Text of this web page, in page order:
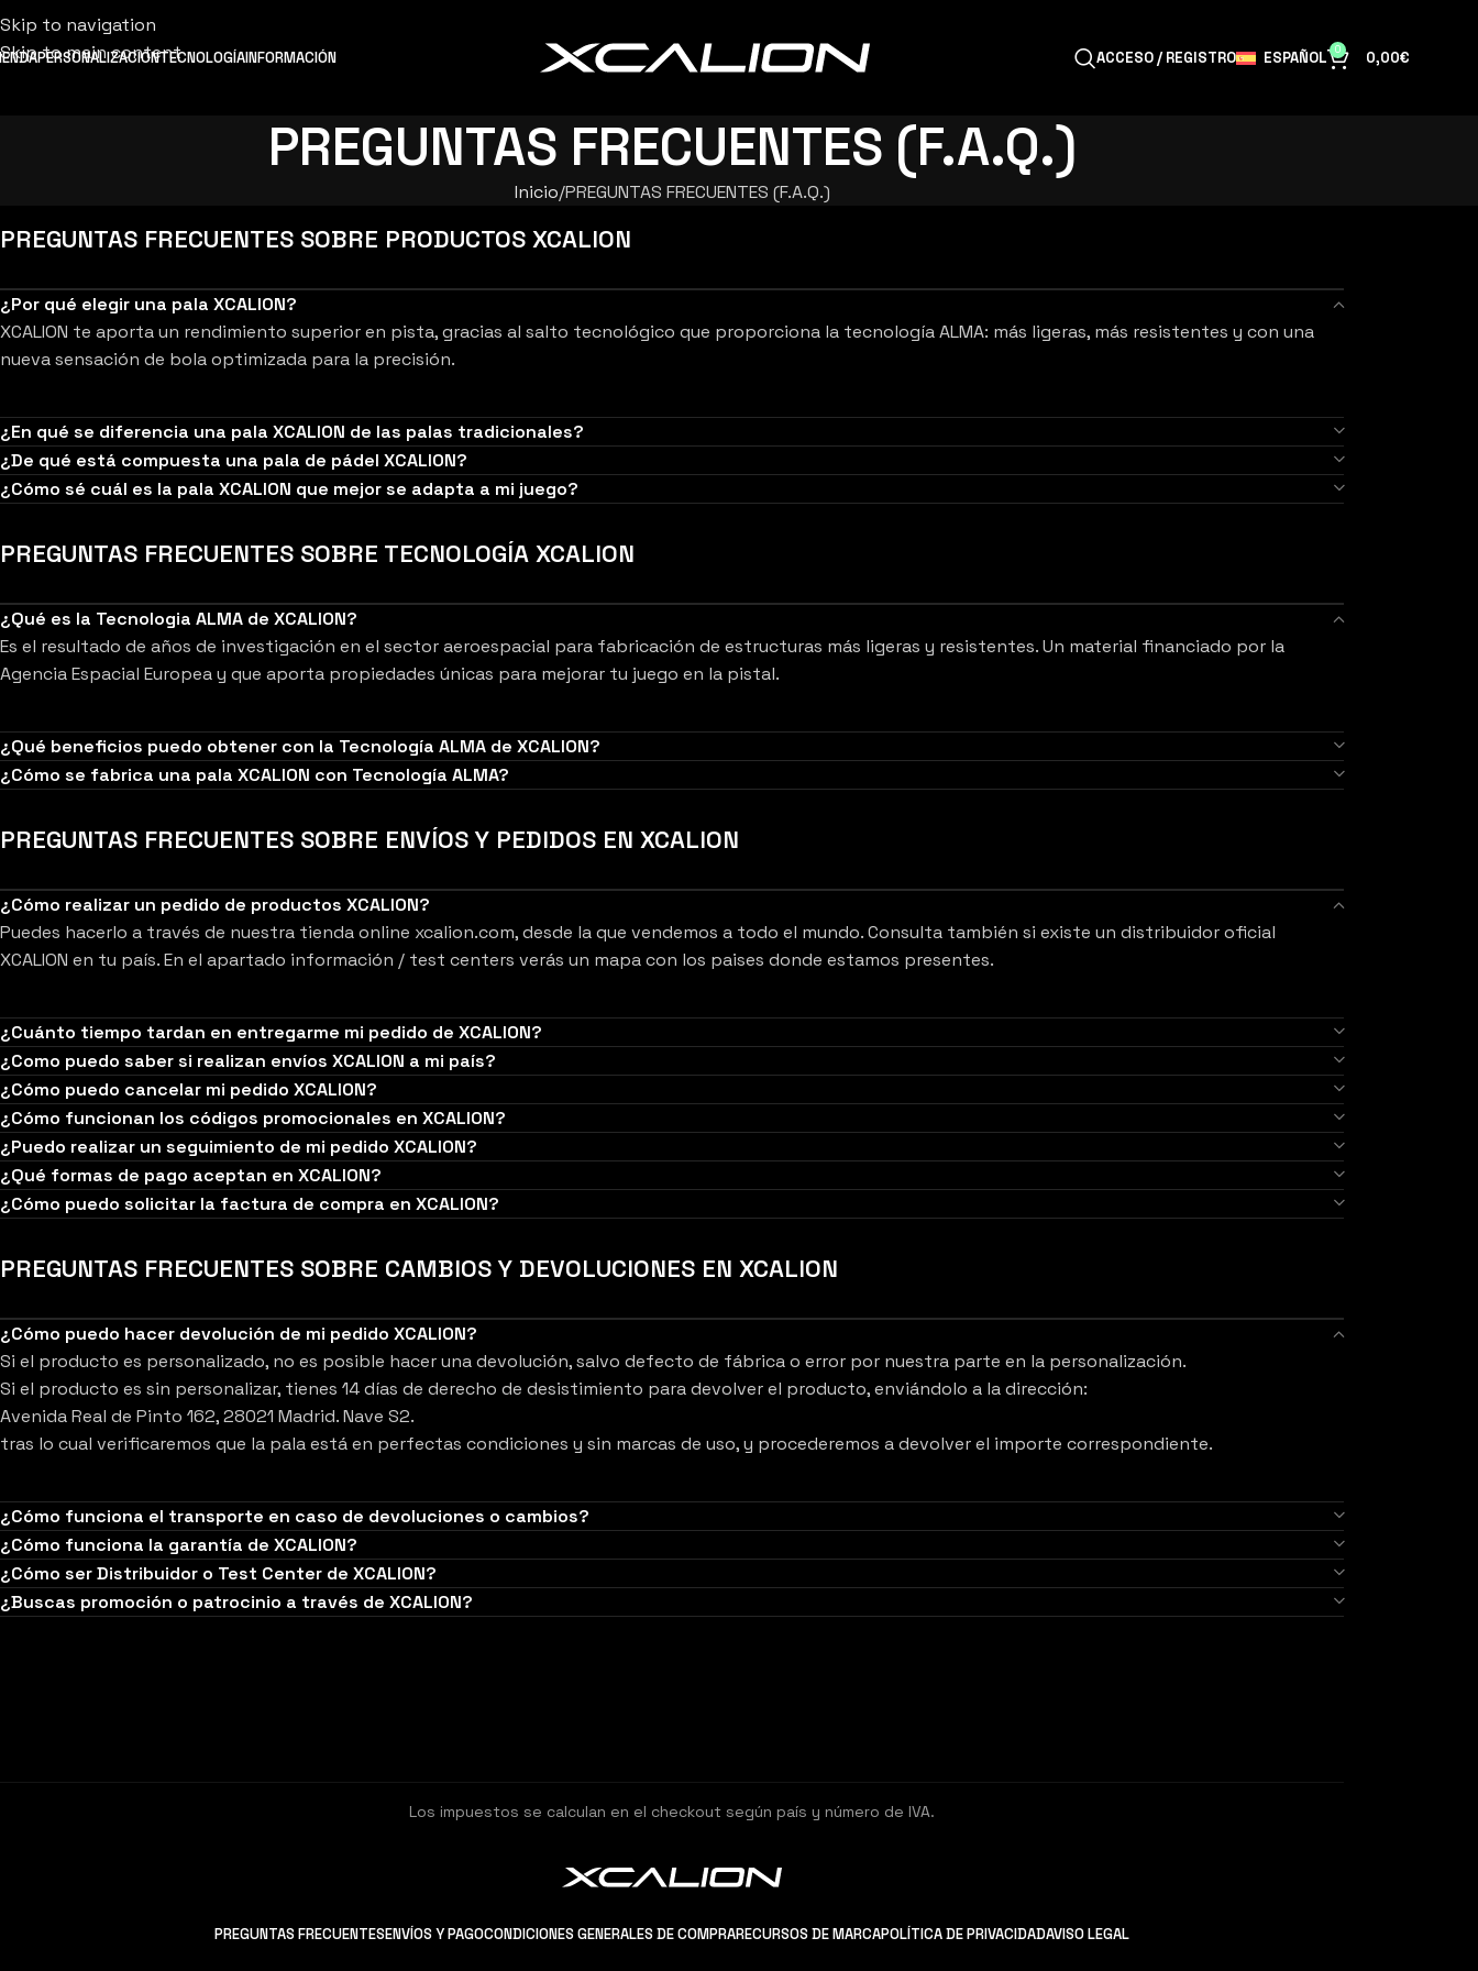
Skip to navigation
Skip to main content
PERSONALIZACIÓNTECNOLOGÍAINFORMACIÓN ACCESO / REGISTRO ESPAÑOL 0 0,00€
PREGUNTAS FRECUENTES (F.A.Q.)
Inicio PREGUNTAS FRECUENTES (F.A.Q.)
PREGUNTAS FRECUENTES SOBRE PRODUCTOS XCALION
¿Por qué elegir una pala XCALION?
XCALION te aporta un rendimiento superior en pista, gracias al salto tecnológico que proporciona la tecnología ALMA: más ligeras, más resistentes y con una
nueva sensación de bola optimizada para la precisión.
¿En qué se diferencia una pala XCALION de las palas tradicionales?
¿De qué está compuesta una pala de pádel XCALION?
¿Cómo sé cuál es la pala XCALION que mejor se adapta a mi juego?
PREGUNTAS FRECUENTES SOBRE TECNOLOGÍA XCALION
¿Qué es la Tecnologia ALMA de XCALION?
Es el resultado de años de investigación en el sector aeroespacial para fabricación de estructuras más ligeras y resistentes. Un material financiado por la
Agencia Espacial Europea y que aporta propiedades únicas para mejorar tu juego en la pistal.
¿Qué beneficios puedo obtener con la Tecnología ALMA de XCALION?
¿Cómo se fabrica una pala XCALION con Tecnología ALMA?
PREGUNTAS FRECUENTES SOBRE ENVÍOS Y PEDIDOS EN XCALION
¿Cómo realizar un pedido de productos XCALION?
Puedes hacerlo a través de nuestra tienda online xcalion.com, desde la que vendemos a todo el mundo. Consulta también si existe un distribuidor oficial
XCALION en tu país. En el apartado información / test centers verás un mapa con los paises donde estamos presentes.
¿Cuánto tiempo tardan en entregarme mi pedido de XCALION?
¿Como puedo saber si realizan envíos XCALION a mi país?
¿Cómo puedo cancelar mi pedido XCALION?
¿Cómo funcionan los códigos promocionales en XCALION?
¿Puedo realizar un seguimiento de mi pedido XCALION?
¿Qué formas de pago aceptan en XCALION?
¿Cómo puedo solicitar la factura de compra en XCALION?
PREGUNTAS FRECUENTES SOBRE CAMBIOS Y DEVOLUCIONES EN XCALION
¿Cómo puedo hacer devolución de mi pedido XCALION?
Si el producto es personalizado, no es posible hacer una devolución, salvo defecto de fábrica o error por nuestra parte en la personalización.
Si el producto es sin personalizar, tienes 14 días de derecho de desistimiento para devolver el producto, enviándolo a la dirección:
Avenida Real de Pinto 162, 28021 Madrid. Nave S2.
tras lo cual verificaremos que la pala está en perfectas condiciones y sin marcas de uso, y procederemos a devolver el importe correspondiente.
¿Cómo funciona el transporte en caso de devoluciones o cambios?
¿Cómo funciona la garantía de XCALION?
¿Cómo ser Distribuidor o Test Center de XCALION?
¿Buscas promoción o patrocinio a través de XCALION?
Los impuestos se calculan en el checkout según país y número de IVA.
PREGUNTAS FRECUENTESENVÍOS Y PAGOCONDICIONES GENERALES DE COMPRARECURSOS DE MARCAPOLÍTICA DE PRIVACIDADAVISO LEGAL